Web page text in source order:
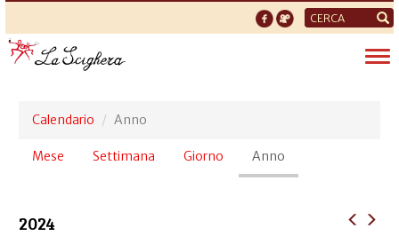
Form
di
ricerca
Calendario Anno
Schede
Mese Settimana Giorno Anno
attiva)
2024